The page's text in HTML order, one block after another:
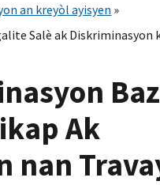
an kreyòl ayisyen
Salè ak Diskriminasyon
Ak
nan